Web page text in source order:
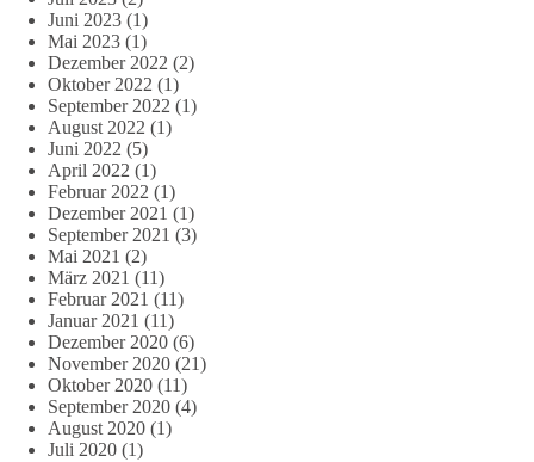
Juni 2023 (1)
Mai 2023 (1)
Dezember 2022 (2)
Oktober 2022 (1)
September 2022 (1)
August 2022 (1)
Juni 2022 (5)
April 2022 (1)
Februar 2022 (1)
Dezember 2021 (1)
September 2021 (3)
Mai 2021 (2)
März 2021 (11)
Februar 2021 (11)
Januar 2021 (11)
Dezember 2020 (6)
November 2020 (21)
Oktober 2020 (11)
September 2020 (4)
August 2020 (1)
Juli 2020 (1)